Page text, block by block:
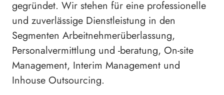
gegründet. Wir stehen für eine professionelle
und zuverlässige Dienstleistung in den
Segmenten Arbeitnehmerüberlassung,
Personalvermittlung und -beratung, On-site
Management, Interim Management und
Inhouse Outsourcing.